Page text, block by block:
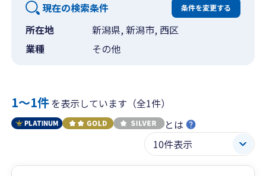
現在の検索条件 条件を変更する
所在地
新潟県, 新潟市, 西区
業種
その他
1〜1件を表示しています（全1件）
とは